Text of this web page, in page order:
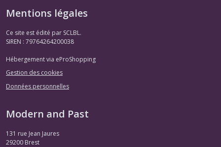
Mentions légales
Ce site est édité par SCLBL.
SIREN : 79764264200038
Hébergement via eProShopping
Gestion des cookies
Données personnelles
Modern and Past
131 rue Jean Jaures
29200 Brest